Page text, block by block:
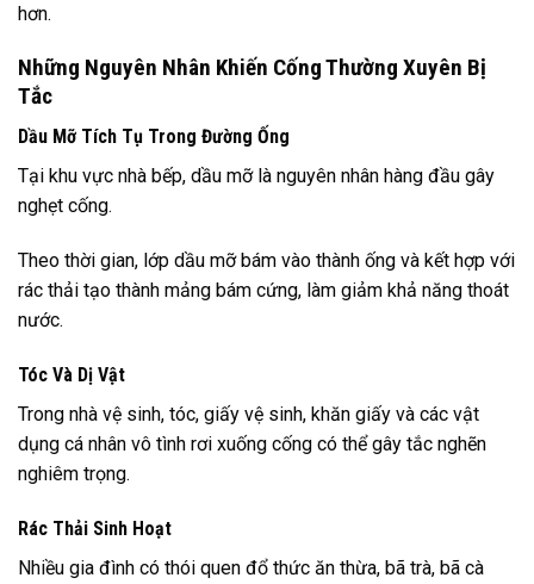
hơn.
Những Nguyên Nhân Khiến Cống Thường Xuyên Bị
Tắc
Dầu Mỡ Tích Tụ Trong Đường Ống
Tại khu vực nhà bếp, dầu mỡ là nguyên nhân hàng đầu gây
nghẹt cống.
Theo thời gian, lớp dầu mỡ bám vào thành ống và kết hợp với
rác thải tạo thành mảng bám cứng, làm giảm khả năng thoát
nước.
Tóc Và Dị Vật
Trong nhà vệ sinh, tóc, giấy vệ sinh, khăn giấy và các vật
dụng cá nhân vô tình rơi xuống cống có thể gây tắc nghẽn
nghiêm trọng.
Rác Thải Sinh Hoạt
Nhiều gia đình có thói quen đổ thức ăn thừa, bã trà, bã cà